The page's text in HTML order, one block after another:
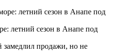
летний сезон в Анапе под
замедлил продажи, но не